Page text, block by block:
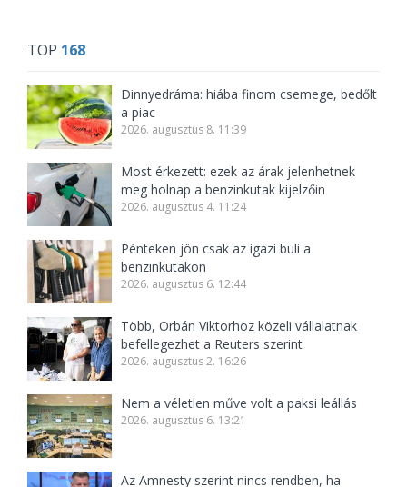
TOP 168
Dinnyedráma: hiába finom csemege, bedőlt
a piac
2026. augusztus 8. 11:39
Most érkezett: ezek az árak jelenhetnek
meg holnap a benzinkutak kijelzőin
2026. augusztus 4. 11:24
Pénteken jön csak az igazi buli a
benzinkutakon
2026. augusztus 6. 12:44
Több, Orbán Viktorhoz közeli vállalatnak
befellegezhet a Reuters szerint
2026. augusztus 2. 16:26
Nem a véletlen műve volt a paksi leállás
2026. augusztus 6. 13:21
Az Amnesty szerint nincs rendben, ha